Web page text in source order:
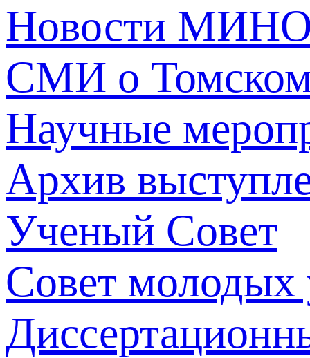
Новости
СМИ о
Научные
Архив
Ученый Совет
Совет молодых